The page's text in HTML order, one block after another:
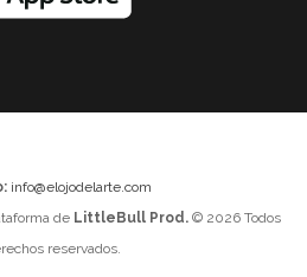
info@elojodelarte.com
de LittleBull Prod.© 2026 Todos
reservados.